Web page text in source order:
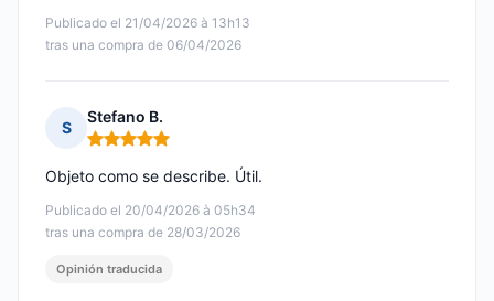
Publicado el 21/04/2026 à 13h13
tras una compra de 06/04/2026
S
Stefano B.
Nota: 5 de 5
Publicado el 20/04/2026 à 05h34
tras una compra de 28/03/2026
Objeto como se describe. Útil.
Opinión traducida